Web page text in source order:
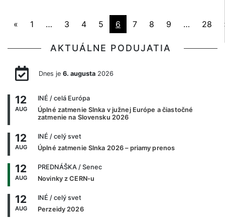
« 1 … 3 4 5 6 7 8 9 … 28
AKTUÁLNE PODUJATIA
Dnes je 6. augusta2026
12
AUG
INÉ / celá Európa
Úplné zatmenie Slnka v južnej Európe a čiastočné
zatmenie na Slovensku 2026
12
AUG
INÉ / celý svet
Úplné zatmenie Slnka 2026 – priamy prenos
12
AUG
PREDNÁŠKA / Senec
Novinky z CERN-u
12
AUG
INÉ / celý svet
Perzeidy 2026